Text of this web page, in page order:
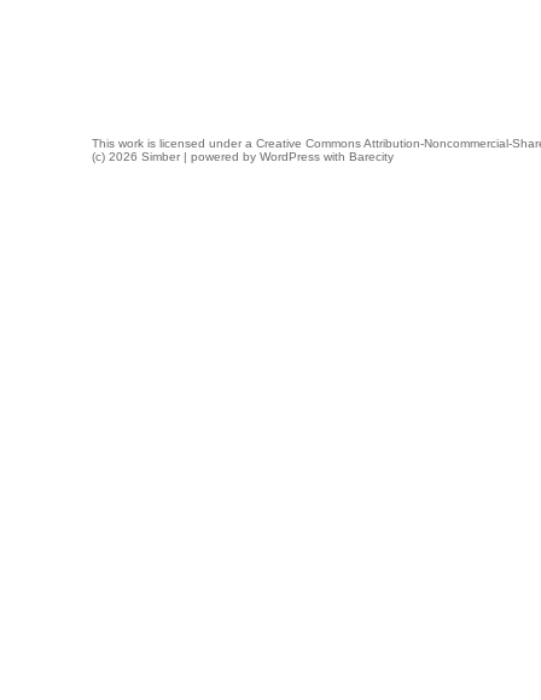
This work is licensed under a Creative Commons Attribution-Noncommercial-
(c) 2026 Simber | powered by WordPress with Barecity